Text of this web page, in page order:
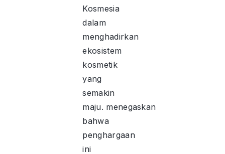
Kosmesia
dalam
menghadirkan
ekosistem
kosmetik
yang
semakin
maju. menegaskan
bahwa
penghargaan
ini